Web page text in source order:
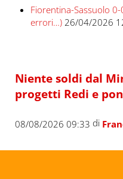
Fiorentina-Sassuolo 0-
errori…) 26/04/2026
Niente soldi dal
progetti Redi e
08/08/2026 09:33 di